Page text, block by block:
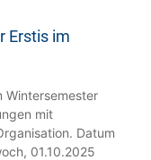
Erstis im
Wintersemester
mit
Datum
01.10.2025